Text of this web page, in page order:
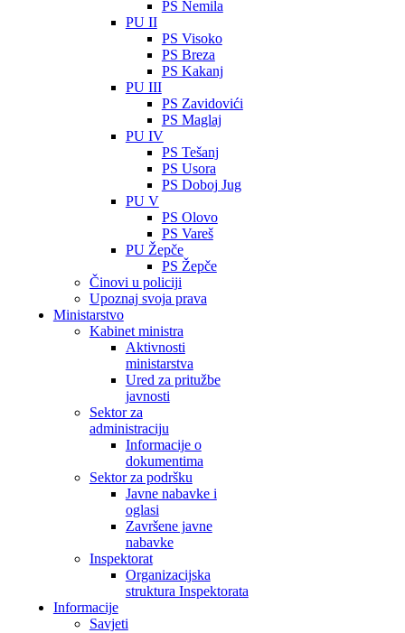
PS Nemila
PU II
PS Visoko
PS Breza
PS Kakanj
PU III
PS Zavidovići
PS Maglaj
PU IV
PS Tešanj
PS Usora
PS Doboj Jug
PU V
PS Olovo
PS Vareš
PU Žepče
PS Žepče
Činovi u policiji
Upoznaj svoja prava
Ministarstvo
Kabinet ministra
Aktivnosti
ministarstva
Ured za pritužbe
javnosti
Sektor za
administraciju
Informacije o
dokumentima
Sektor za podršku
Javne nabavke i
oglasi
Završene javne
nabavke
Inspektorat
Organizacijska
struktura Inspektorata
Informacije
Savjeti